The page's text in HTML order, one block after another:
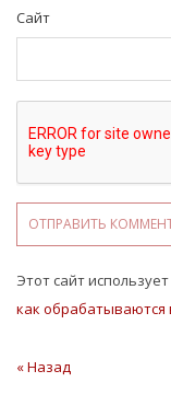
Сайт
Этот сайт
как
« Назад